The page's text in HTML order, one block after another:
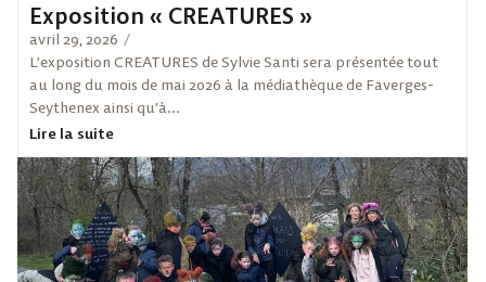
Exposition « CREATURES »
avril 29, 2026 /
L’exposition CREATURES de Sylvie Santi sera présentée tout
au long du mois de mai 2026 à la médiathèque de Faverges-
Seythenex ainsi qu’à...
Lire la suite